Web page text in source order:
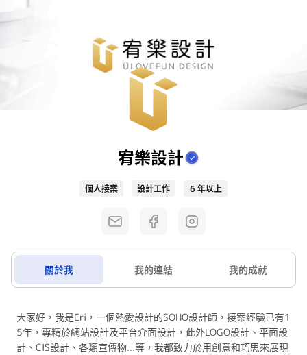
宥樂設計
個人接案 設計工作 6 年以上
關於我 我的連結 我的成就
大家好，我是Eri，一個熱愛設計的SOHO設計師，接案經驗已有1
5年，專精於網站設計及平台介面設計，此外LOGO設計、平面設
計、CIS設計、各類宣傳物...等，我都致力於用創意和巧思來展現